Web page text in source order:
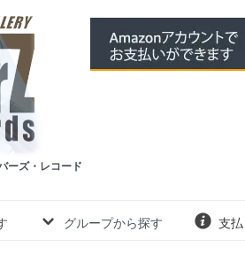
ーズ・レコード
グループから探す 支